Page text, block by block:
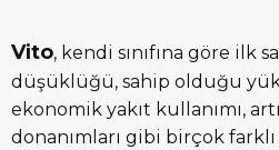
Vito, kendi sınıfına göre ilk
düşüklüğü, sahip olduğu
ekonomik yakıt kullanımı,
donanımları gibi birçok farklı